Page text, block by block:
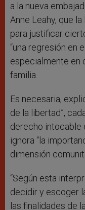
a la nueva
Anne Leahy, que
para justificar
“una regresión en
especialmente en
familia.
Es necesaria,
de la libertad”,
derecho intocable
ignora “la
dimensión
“Según esta
decidir y escoger
las finalidades de